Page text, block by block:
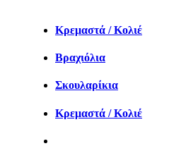
Κρεμαστά / Κολιέ
Βραχιόλια
Σκουλαρίκια
Κρεμαστά / Κολιέ